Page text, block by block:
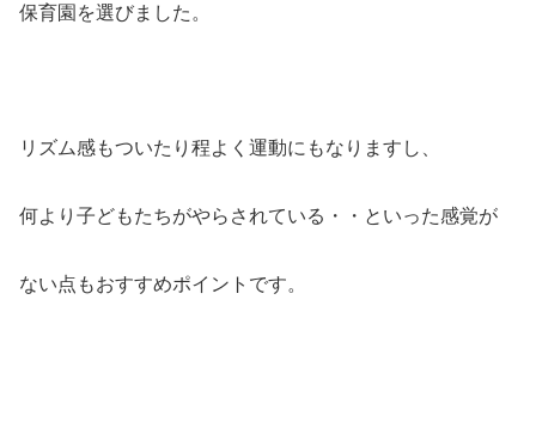
保育園を選びました。
リズム感もついたり程よく運動にもなりますし、
何より子どもたちがやらされている・・といった感覚が
ない点もおすすめポイントです。